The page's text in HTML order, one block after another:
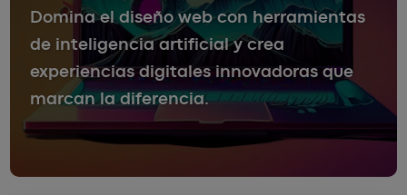
Domina el diseño web con herramientas
de inteligencia artificial y crea
experiencias digitales innovadoras que
marcan la diferencia.